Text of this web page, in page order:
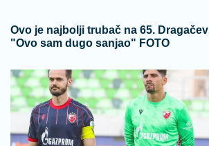
Ovo je najbolji trubač na 65.
"Ovo sam dugo sanjao" FOTO